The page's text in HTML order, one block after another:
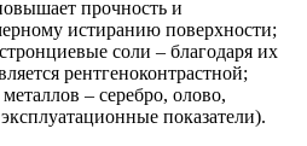
прочность и
истиранию поверхности;
соли – благодаря их
рентгеноконтрастной;
– серебро, олово,
показатели).